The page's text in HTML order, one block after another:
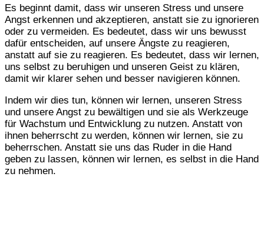
Es beginnt damit, dass wir unseren Stress und unsere
Angst erkennen und akzeptieren, anstatt sie zu ignorieren
oder zu vermeiden. Es bedeutet, dass wir uns bewusst
dafür entscheiden, auf unsere Ängste zu reagieren,
anstatt auf sie zu reagieren. Es bedeutet, dass wir lernen,
uns selbst zu beruhigen und unseren Geist zu klären,
damit wir klarer sehen und besser navigieren können.
Indem wir dies tun, können wir lernen, unseren Stress
und unsere Angst zu bewältigen und sie als Werkzeuge
für Wachstum und Entwicklung zu nutzen. Anstatt von
ihnen beherrscht zu werden, können wir lernen, sie zu
beherrschen. Anstatt sie uns das Ruder in die Hand
geben zu lassen, können wir lernen, es selbst in die Hand
zu nehmen.